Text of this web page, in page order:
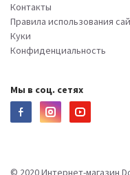
Контакты
Правила использования
Куки
Конфиденциальность
Мы в соц. сетях
© 2020 Интернет-магазин